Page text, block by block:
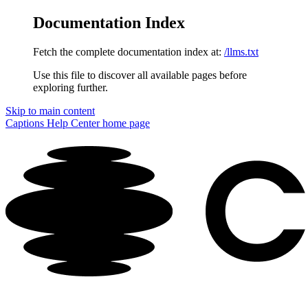
Documentation Index
Fetch the complete documentation index at: /llms.txt
Use this file to discover all available pages before
exploring further.
Skip to main content
Captions Help Centerhome page